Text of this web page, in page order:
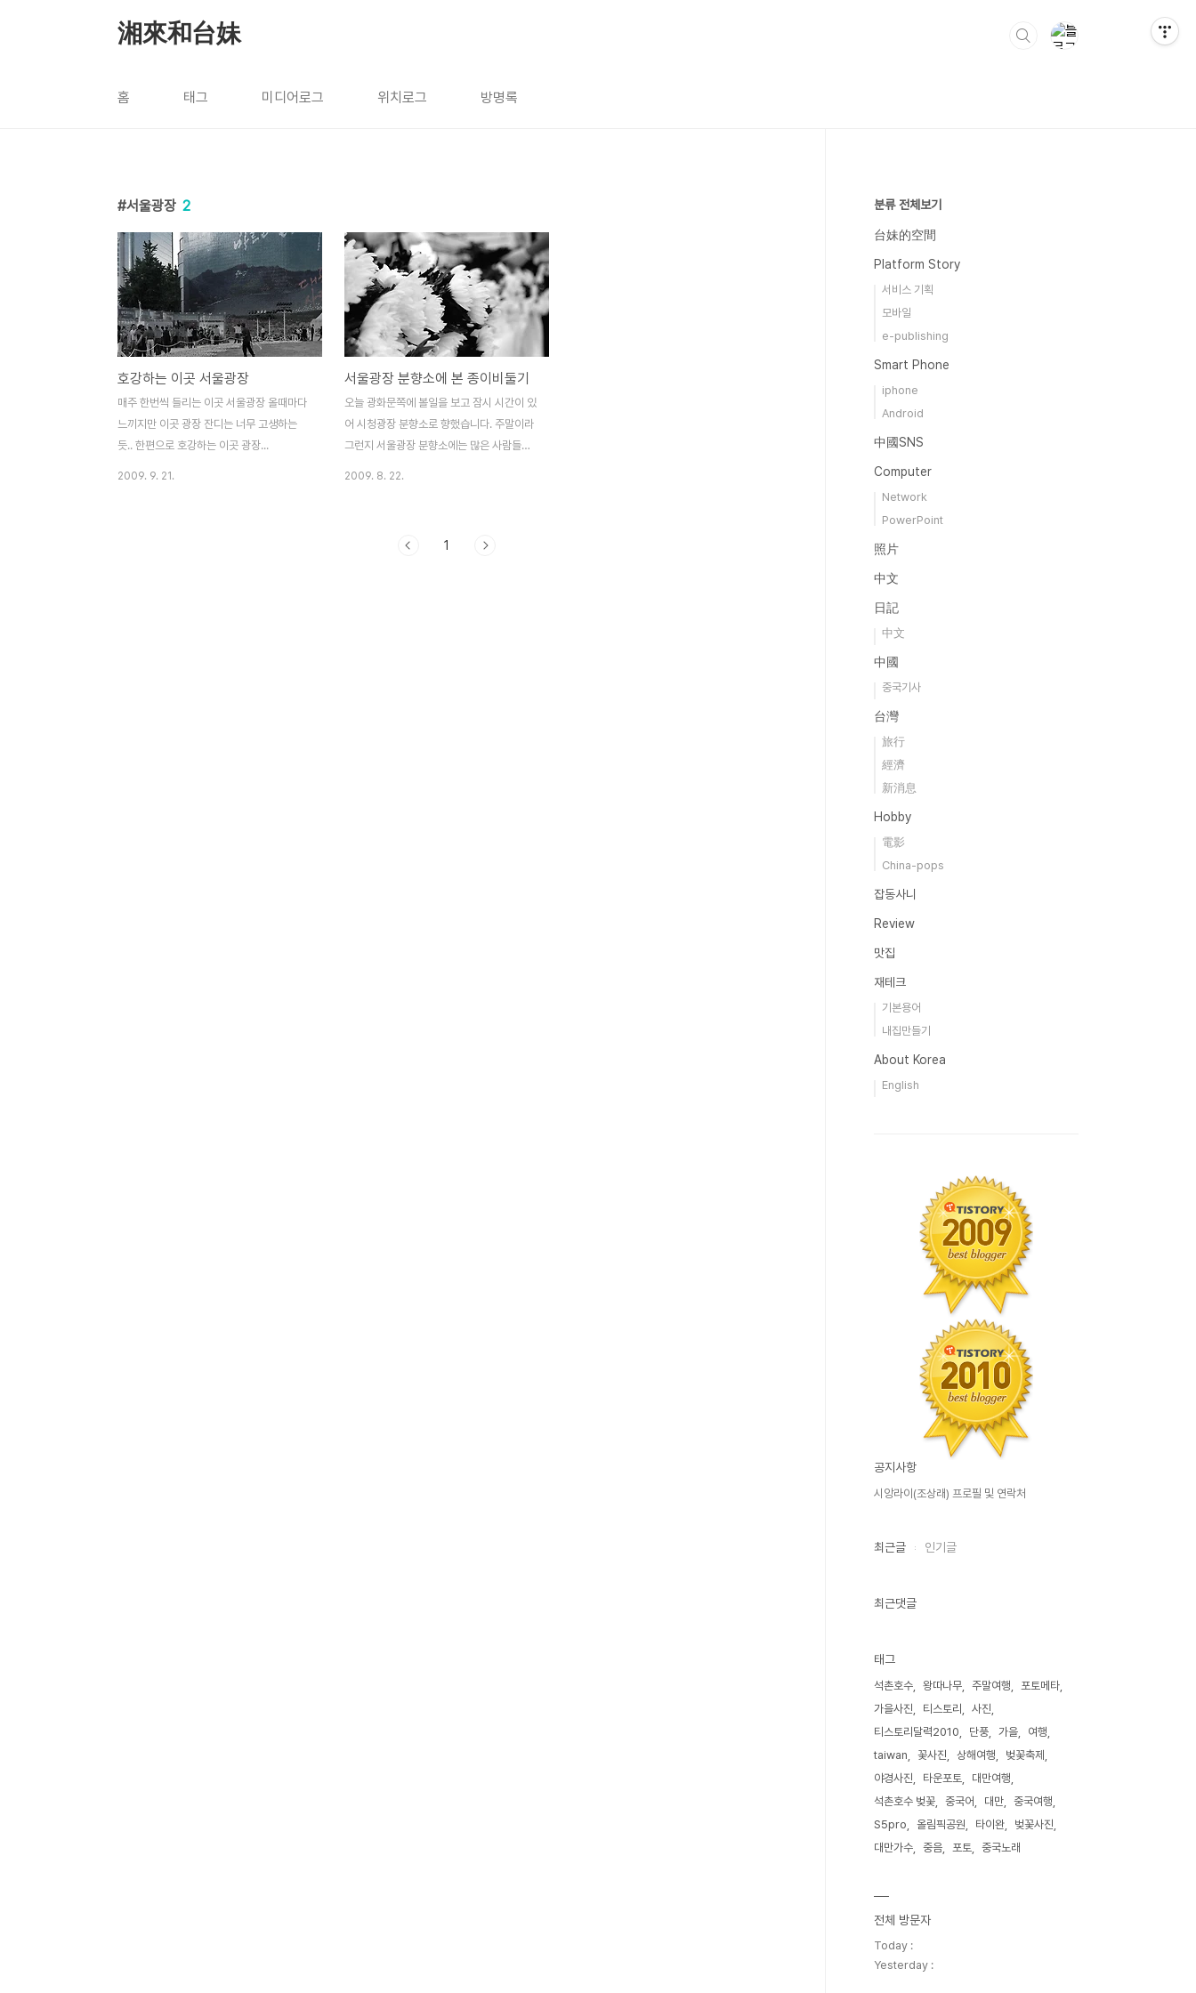
湘來和台妹
홈 태그 미디어로그 위치로그 방명록
서울광장 2
호강하는 이곳 서울광장
매주 한번씩 들리는 이곳 서울광장 올때마다
느끼지만 이곳 광장 잔디는 너무 고생하는
듯.. 한편으로 호강하는 이곳 광장...
2009. 9. 21.
서울광장 분향소에 본 종이비둘기
오늘 광화문쪽에 볼일을 보고 잠시 시간이 있
어 시청광장 분향소로 향했습니다. 주말이라
그런지 서울광장 분향소에는 많은 사람들이
찾은 분들.. 나이 많으신 어르신들.. 그리고 시
2009. 8. 22.
1
분류 전체보기
台妹的空間
Platform Story
서비스 기획
모바일
e-publishing
Smart Phone
iphone
Android
中國SNS
Computer
Network
PowerPoint
照片
中文
日記
中文
中國
중국기사
台灣
旅行
經濟
新消息
Hobby
電影
China-pops
잡동사니
Review
맛집
재테크
기본용어
내집만들기
About Korea
English
공지사항
시앙라이(조상래) 프로필 및 연락처
최근글 인기글
최근댓글
태그
석촌호수 왕따나무 주말여행
포토메타
가을사진
티스토리
사진
티스토리달력2010
단풍 가을
여행
taiwan
꽃사진 상해여행
벚꽃축제
야경사진
타운포토
대만여행
석촌호수 벚꽃
중국어 대만
중국여행
S5pro
올림픽공원 타이완
벚꽃사진
대만가수
중음 포토 중국노래
전체 방문자
Today :
Yesterday :